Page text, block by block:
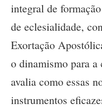
integral de
de eclesialidade,
Exortação
o dinamismo para a
avalia como essas
instrumentos